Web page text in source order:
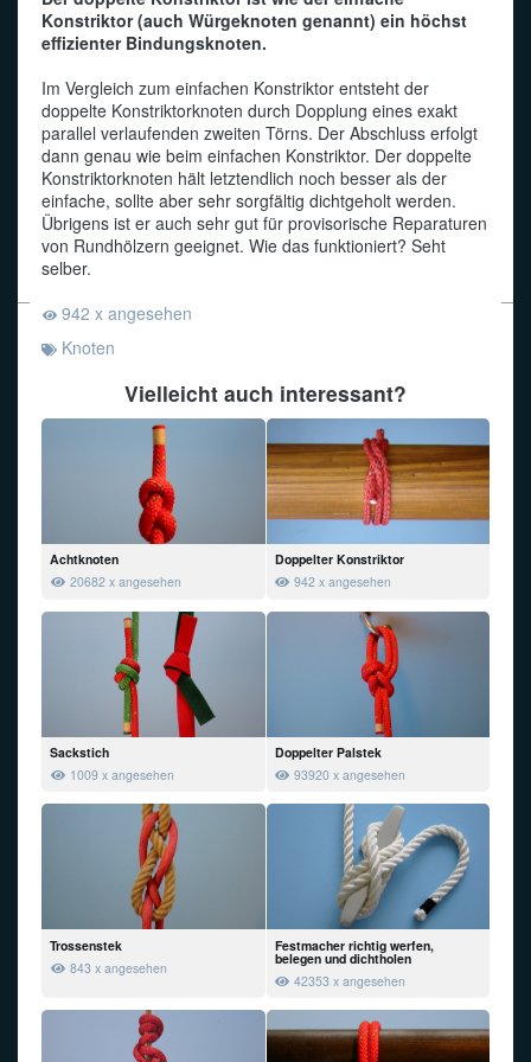
Konstriktor (auch Würgeknoten genannt) ein höchst
effizienter Bindungsknoten.
Im Vergleich zum einfachen Konstriktor entsteht der
doppelte Konstriktorknoten durch Dopplung eines exakt
parallel verlaufenden zweiten Törns. Der Abschluss erfolgt
dann genau wie beim einfachen Konstriktor. Der doppelte
Konstriktorknoten hält letztendlich noch besser als der
einfache, sollte aber sehr sorgfältig dichtgeholt werden.
Übrigens ist er auch sehr gut für provisorische Reparaturen
von Rundhölzern geeignet. Wie das funktioniert? Seht
selber.
942 x angesehen
Knoten
Vielleicht auch interessant?
Achtknoten
20682 x angesehen
Doppelter Konstriktor
942 x angesehen
Sackstich
1009 x angesehen
Doppelter Palstek
93920 x angesehen
Trossenstek
843 x angesehen
Festmacher richtig werfen,
belegen und dichtholen
42353 x angesehen
Funkalphabet